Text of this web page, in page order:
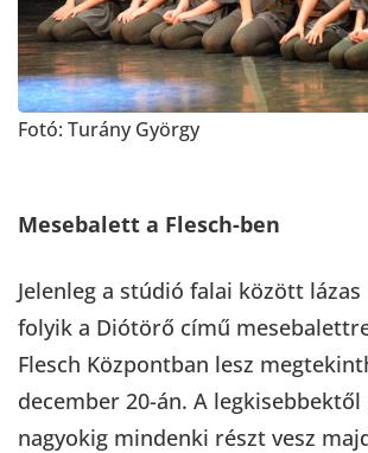
Fotó: Turány György
Mesebalett a Flesch-ben
Jelenleg a stúdió falai között lázas
folyik a Diótörő című
Flesch Központban lesz
december 20-án. A legkisebbektől
nagyokig mindenki részt vesz